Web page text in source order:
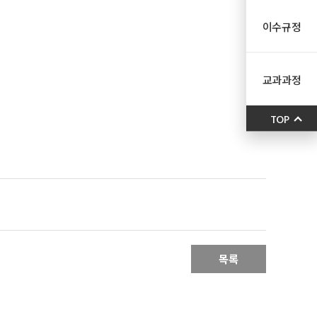
목록
이수규정
교과과정
TOP